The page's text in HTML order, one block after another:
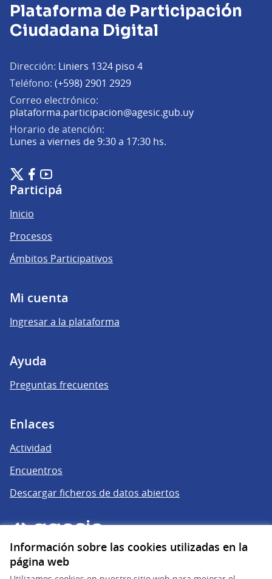
Información sobre las cookies utilizadas en la
página web
Plataforma de Participación
Ciudadana Digital
Dirección: Liniers 1324 piso 4
Teléfono: (+598) 2901 2929
Correo electrónico:
plataforma.participacion@agesic.gub.uy(Abrir en una
Horario de atención:
Lunes a viernes de 9:30 a 17:30 hs.
Plataforma de Participación Ciudadana Digital en X
(Enlace externo)
Plataforma de Participación Ciudadana Digital en Facebook
(Enlace externo)
Plataforma de Participación Ciudadana Digital en
(Enlace externo)
Participá
Inicio
Procesos
Ámbitos Participativos
Mi cuenta
Ingresar a la plataforma
Ayuda
Preguntas frecuentes
Enlaces
Actividad
Encuentros
Descargar ficheros de datos abiertos